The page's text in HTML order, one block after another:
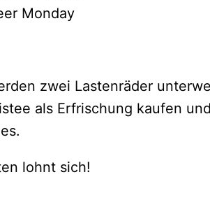
Monday
zwei Lastenräder
als Erfrischung kaufen
lohnt sich!